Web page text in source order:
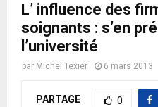
L’ influence des
soignants : s’en
l’université
par Michel Texier 6 mars 2013
PARTAGE 0